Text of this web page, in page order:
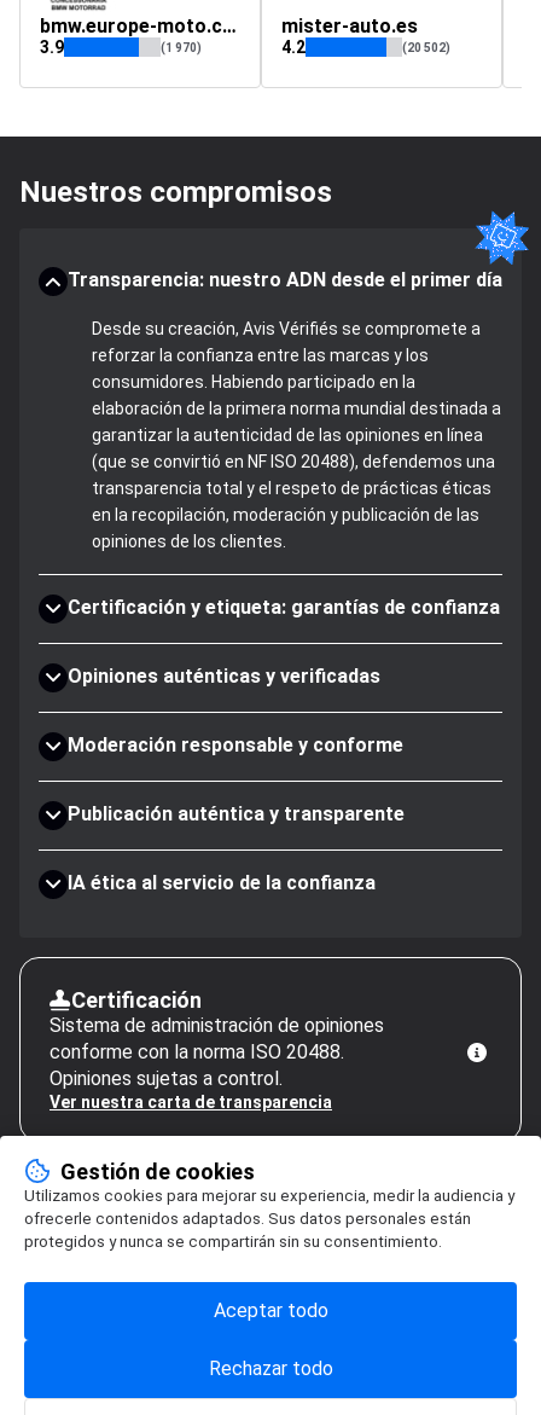
bmw.europe-moto.com
3.9 (1 970)
mister-auto.es
4.2 (20 502)
Nuestros compromisos
Transparencia: nuestro ADN desde el primer día
Desde su creación, Avis Vérifiés se compromete a
reforzar la confianza entre las marcas y los
consumidores. Habiendo participado en la
elaboración de la primera norma mundial destinada a
garantizar la autenticidad de las opiniones en línea
(que se convirtió en NF ISO 20488), defendemos una
transparencia total y el respeto de prácticas éticas
en la recopilación, moderación y publicación de las
opiniones de los clientes.
Certificación y etiqueta: garantías de confianza
Opiniones auténticas y verificadas
Moderación responsable y conforme
Publicación auténtica y transparente
IA ética al servicio de la confianza
Certificación
Sistema de administración de opiniones
conforme con la norma ISO 20488.
Opiniones sujetas a control.
Ver nuestra carta de transparencia
Gestión de cookies
Utilizamos cookies para mejorar su experiencia, medir la audiencia y
ofrecerle contenidos adaptados. Sus datos personales están
protegidos y nunca se compartirán sin su consentimiento.
Rechazar todo
Aceptar todo